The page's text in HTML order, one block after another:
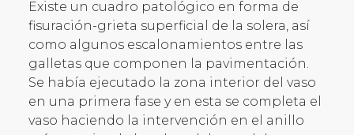
Existe un cuadro patológico en forma de
fisuración-grieta superficial de la solera, así
como algunos escalonamientos entre las
galletas que componen la pavimentación.
Se había ejecutado la zona interior del vaso
en una primera fase y en esta se completa el
vaso haciendo la intervención en el anillo